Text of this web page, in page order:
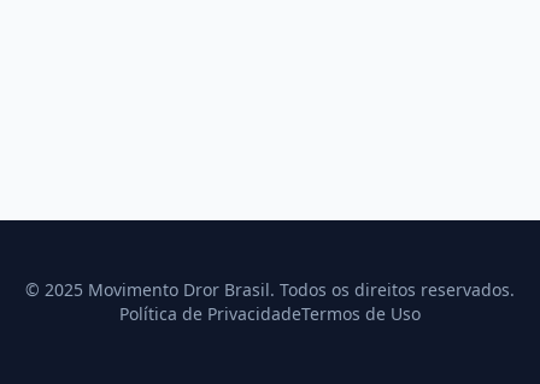
© 2025 Movimento Dror Brasil. Todos os direitos reservados.
Política de PrivacidadeTermos de Uso